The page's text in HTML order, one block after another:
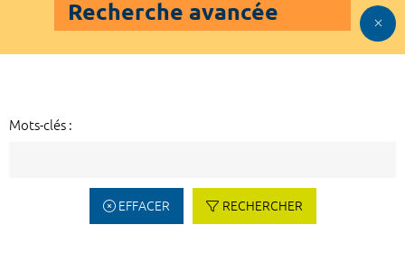
Recherche avancée
Mots-clés :
EFFACER RECHERCHER